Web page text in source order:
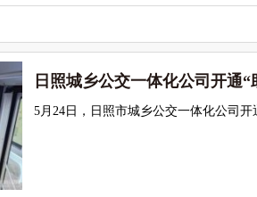
日照城乡公交一体化公司开通“
5月24日，日照市城乡公交一体化公司开